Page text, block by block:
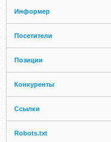
Информер
Посетители
Позиции
Конкуренты
Ссылки
Robots.txt